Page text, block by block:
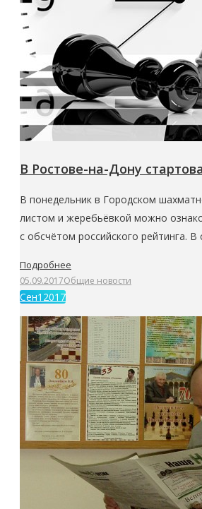
В Ростове-на-Дону
В понедельник в Городском
листом и жеребьёвкой можно
с обсчётом российского рейтинга.
Подробнее
05.09.2017Общие новости
Сен1 2017